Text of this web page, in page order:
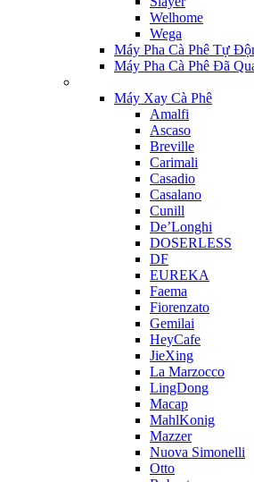
Welhome
Wega
Máy Pha Cà Phê Tự
Máy Pha Cà Phê Đã
Máy Xay Cà Phê
Amalfi
Ascaso
Breville
Carimali
Casadio
Casalano
Cunill
De’Longhi
DOSERLESS
DF
EUREKA
Faema
Fiorenzato
Gemilai
HeyCafe
JieXing
La Marzocco
LingDong
Macap
MahlKonig
Mazzer
Nuova Simonelli
Otto